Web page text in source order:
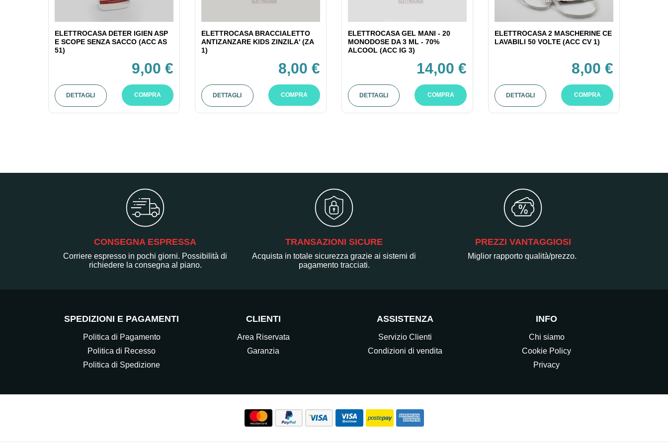
ELETTROCASA DETER IGIEN ASP
E SCOPE SENZA SACCO (ACC AS
51)
9,00 €
DETTAGLI COMPRA
ELETTROCASA BRACCIALETTO
ANTIZANZARE KIDS ZINZILA' (ZA
1)
8,00 €
DETTAGLI COMPRA
ELETTROCASA GEL MANI - 20
MONODOSE DA 3 ML - 70%
ALCOOL (ACC IG 3)
14,00 €
DETTAGLI COMPRA
ELETTROCASA 2 MASCHERINE CE
LAVABILI 50 VOLTE (ACC CV 1)
8,00 €
DETTAGLI COMPRA
CONSEGNA ESPRESSA
Corriere espresso in pochi giorni. Possibilità di
richiedere la consegna al piano.
TRANSAZIONI SICURE
Acquista in totale sicurezza grazie ai sistemi di
pagamento tracciati.
PREZZI VANTAGGIOSI
Miglior rapporto qualità/prezzo.
SPEDIZIONI E PAGAMENTI
Politica di Pagamento
Politica di Recesso
Politica di Spedizione
CLIENTI
Area Riservata
Garanzia
ASSISTENZA
Servizio Clienti
Condizioni di vendita
INFO
Chi siamo
Cookie Policy
Privacy